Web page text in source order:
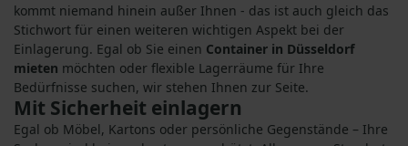
kommt niemand hinein außer Ihnen - das ist auch gleich das
Stichwort für einen weiteren wichtigen Aspekt bei der
Einlagerung. Egal ob Sie einen Container in Düsseldorf
mieten möchten oder flexible Lagerräume für Ihre
Bedürfnisse suchen, wir stehen Ihnen zur Seite.
Mit Sicherheit einlagern
Egal ob Möbel, Kartons oder persönliche Gegenstände – Ihre